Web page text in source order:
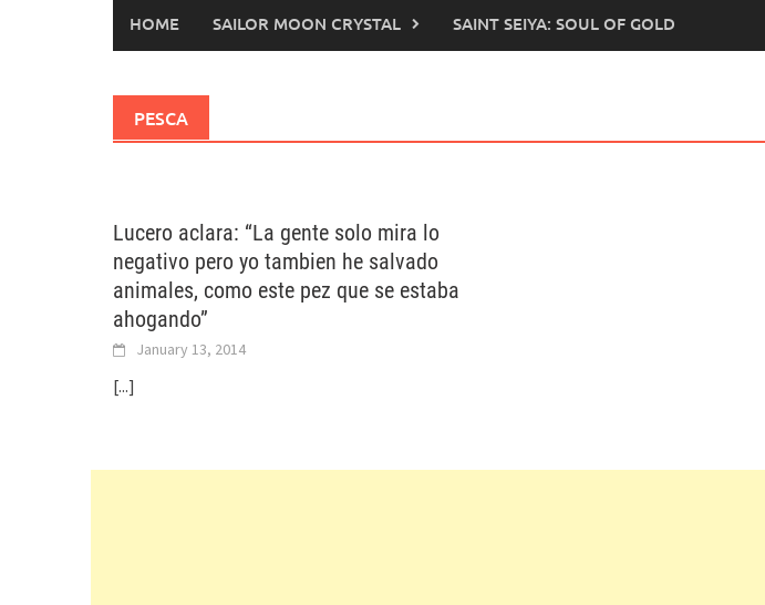
HOME SAILOR MOON CRYSTAL SAINT SEIYA: SOUL OF GOLD
PESCA
Lucero aclara: “La gente solo mira lo
negativo pero yo tambien he salvado
animales, como este pez que se estaba
ahogando”
January 13, 2014
[...]